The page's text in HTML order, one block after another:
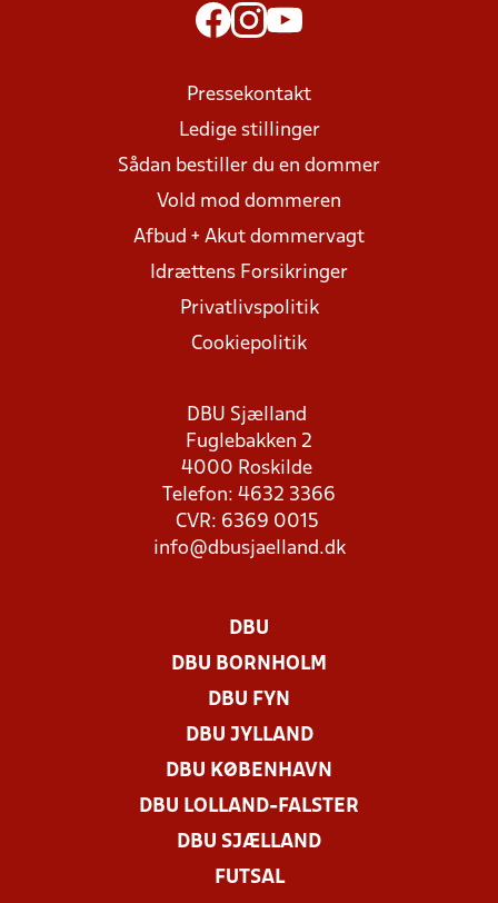
Pressekontakt
Ledige stillinger
Sådan bestiller du en dommer
Vold mod dommeren
Afbud + Akut dommervagt
Idrættens Forsikringer
Privatlivspolitik
Cookiepolitik
DBU Sjælland
Fuglebakken 2
4000 Roskilde
Telefon: 4632 3366
CVR: 6369 0015
info@dbusjaelland.dk
DBU
DBU BORNHOLM
DBU FYN
DBU JYLLAND
DBU KØBENHAVN
DBU LOLLAND-FALSTER
DBU SJÆLLAND
FUTSAL